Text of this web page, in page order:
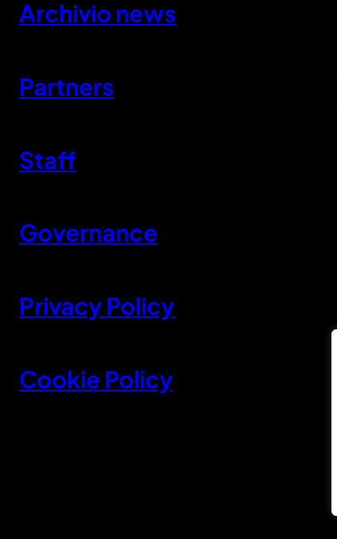
Archivio news
Partners
Staff
Governance
Privacy Policy
Cookie Policy